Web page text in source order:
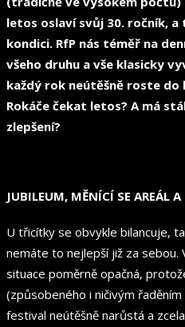
letos oslaví svůj 30. ročník,
kondici. RfP nás téměř na
všeho druhu a vše klasicky
každý rok neútěšně roste do
Rokáče čekat letos? A má
zlepšení?
JUBILEUM, MĚNÍCÍ SE AREÁL
U třicítky se obvykle bilancuje,
nemáte to nejlepší již za sebou.
situace poměrně opačná,
(způsobeného i ničivým
festival neútěšně narůstá a